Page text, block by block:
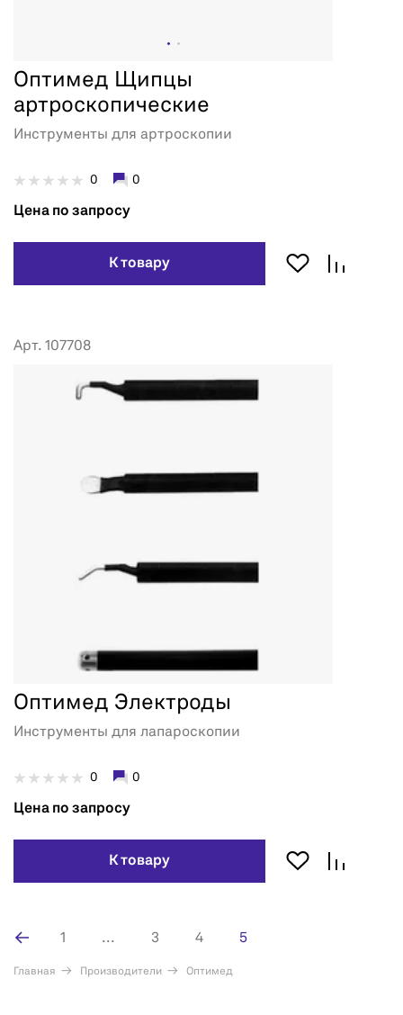
Оптимед Щипцы
артроскопические
Инструменты для артроскопии
0 0
Цена по запросу
К товару
Арт. 107708
Оптимед Электроды
Инструменты для лапароскопии
0 0
Цена по запросу
К товару
1 ... 3 4 5
Главная Производители Оптимед